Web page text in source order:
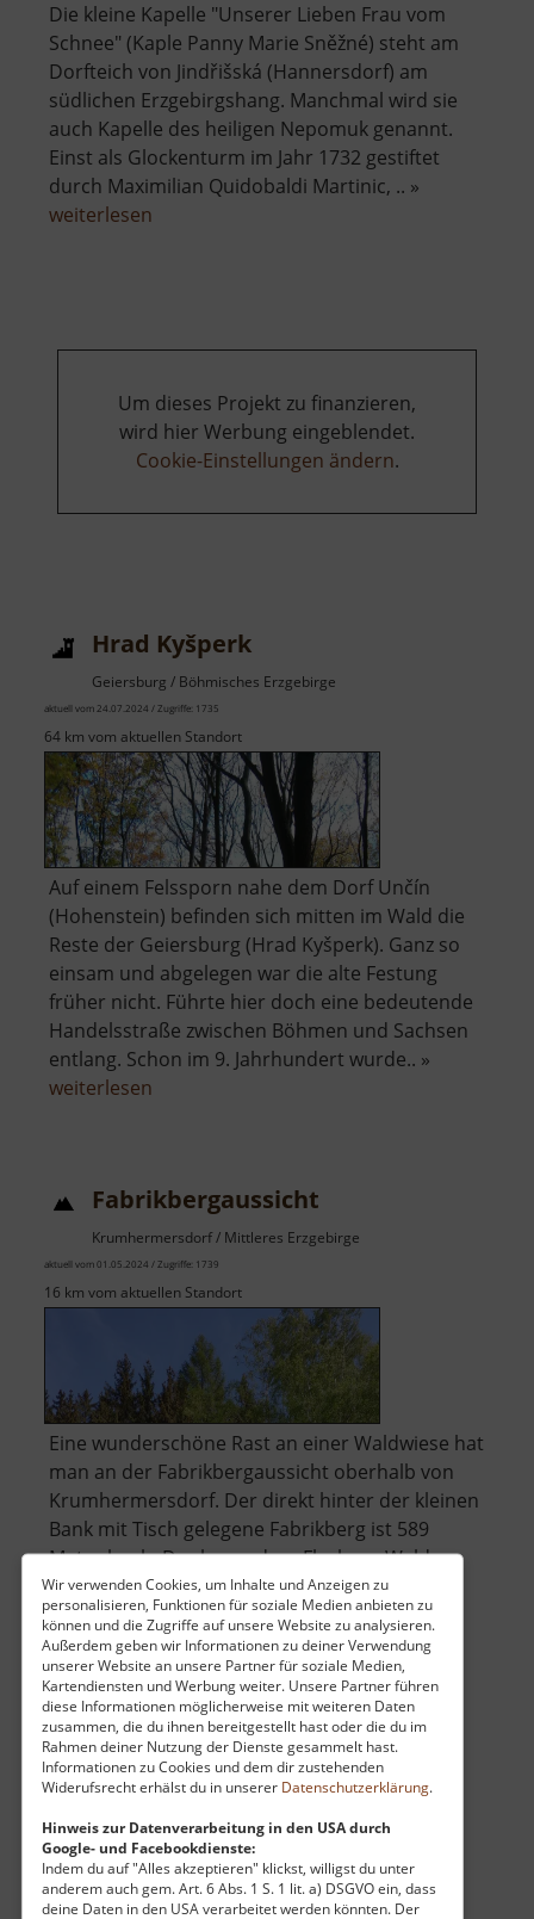
Wir verwenden Cookies, um Inhalte und Anzeigen zu
personalisieren, Funktionen für soziale Medien anbieten zu
können und die Zugriffe auf unsere Website zu analysieren.
Außerdem geben wir Informationen zu deiner Verwendung
unserer Website an unsere Partner für soziale Medien,
Kartendiensten und Werbung weiter. Unsere Partner führen
diese Informationen möglicherweise mit weiteren Daten
zusammen, die du ihnen bereitgestellt hast oder die du im
Rahmen deiner Nutzung der Dienste gesammelt hast.
Informationen zu Cookies und dem dir zustehenden
Widerufsrecht erhälst du in unserer Datenschutzerklärung.
Hinweis zur Datenverarbeitung in den USA durch
Google- und Facebookdienste:
Indem du auf "Alles akzeptieren" klickst, willigst du unter
anderem auch gem. Art. 6 Abs. 1 S. 1 lit. a) DSGVO ein, dass
deine Daten in den USA verarbeitet werden könnten. Der
Die kleine Kapelle "Unserer Lieben Frau vom
Schnee" (Kaple Panny Marie Sněžné) steht am
Dorfteich von Jindřišská (Hannersdorf) am
südlichen Erzgebirgshang. Manchmal wird sie
auch Kapelle des heiligen Nepomuk genannt.
Einst als Glockenturm im Jahr 1732 gestiftet
durch Maximilian Quidobaldi Martinic, .. »
weiterlesen
Jindřišská
Um dieses Projekt zu finanzieren,
wird hier Werbung eingeblendet.
Cookie-Einstellungen ändern.
Hrad Kyšperk
Geiersburg / Böhmisches Erzgebirge
aktuell vom 24.07.2024 / Zugriffe: 1735
64 km vom aktuellen Standort
Auf einem Felssporn nahe dem Dorf Unčín
(Hohenstein) befinden sich mitten im Wald die
Reste der Geiersburg (Hrad Kyšperk). Ganz so
einsam und abgelegen war die alte Festung
früher nicht. Führte hier doch eine bedeutende
Handelsstraße zwischen Böhmen und Sachsen
entlang. Schon im 9. Jahrhundert wurde.. »
weiterlesen
Fabrikbergaussicht
Krumhermersdorf / Mittleres Erzgebirge
aktuell vom 01.05.2024 / Zugriffe: 1739
16 km vom aktuellen Standort
Eine wunderschöne Rast an einer Waldwiese hat
man an der Fabrikbergaussicht oberhalb von
Krumhermersdorf. Der direkt hinter der kleinen
Bank mit Tisch gelegene Fabrikberg ist 589
Meter hoch. Der besondere Fleck am Wald
eignet sich gut als Rast bei einer Wanderung
zum Schwarzen Teich. .. »weiterlesenüber
Isenburg
Westerzgebirge
aktuell vom 04.10.2024 / Zugriffe: 1745
23 km vom aktuellen Standort